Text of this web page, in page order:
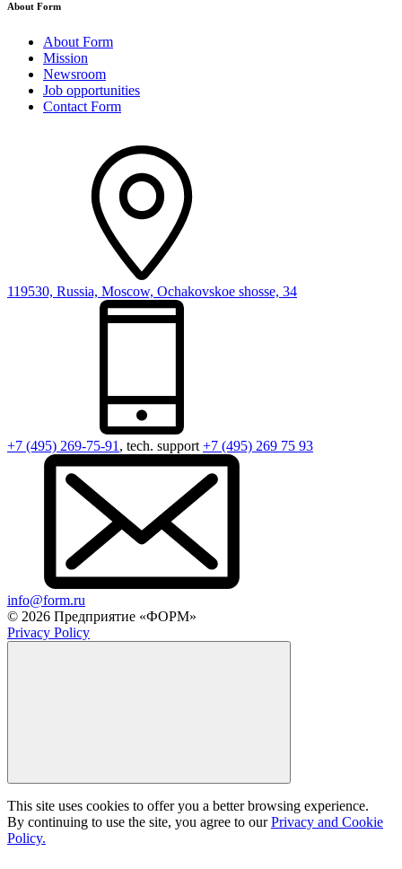
About Form
About Form
Mission
Newsroom
Job opportunities
Contact Form
119530, Russia, Moscow, Ochakovskoe shosse, 34
+7 (495) 269-75-91 , tech. support +7 (495) 269 75 93
info@form.ru
© 2026 Предприятие «ФОРМ»
Privacy Policy
This site uses cookies to offer you a better browsing experience.
By continuing to use the site, you agree to ourPrivacy and Cookie
Policy.